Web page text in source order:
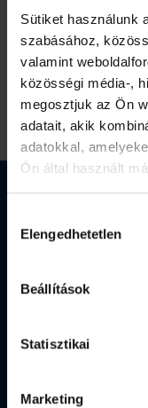
Sütiket használunk
szabásához,
valamint
közösségi média-,
megosztjuk az Ön
adatait, akik
adatokkal,
Ön által használt
kiválasztása
Elengedhetetlen
Beállítások
Statisztikai
Marketing
Webshop